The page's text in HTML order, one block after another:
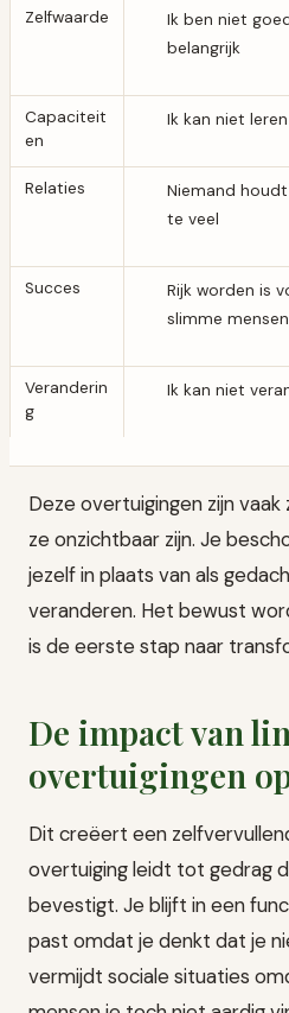
Zelfwaarde
Ik ben niet
belangrijk
Capaciteit
en
Ik kan niet
Relaties
Niemand
te veel
Succes
Rijk worden is
slimme mensen
Veranderin
g
Ik kan niet
Deze overtuigingen zijn
ze onzichtbaar zijn. Je
jezelf in plaats van als
veranderen. Het bewust
is de eerste stap naar
De impact van
overtuigingen
Dit creëert een
overtuiging leidt tot gedrag
bevestigt. Je blijft in een
past omdat je denkt dat je
vermijdt sociale situaties